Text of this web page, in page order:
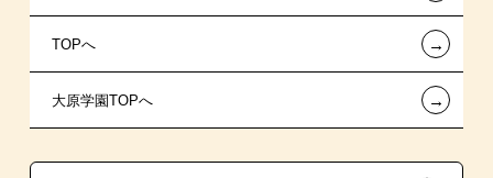
信販系教育ローン
各種奨学金制度・貸付制度
指定校推薦入学
指定校自己推薦入学
施設・研修所
学生寮・マンションのご案内
在校生へのお知らせ
各種証明書の発行ご希望の方
TOPへ ←
大原学園TOPへ ←